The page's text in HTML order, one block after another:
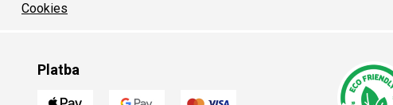
Cookies
Platba